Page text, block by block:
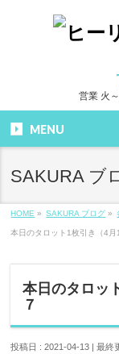
営業 火
MENU
SAKURA ブ
HOME » SAKURA ブログ »
本日のタロット1枚引き（4
本日のタロッ
７
投稿日 : 2021-04-13 最終